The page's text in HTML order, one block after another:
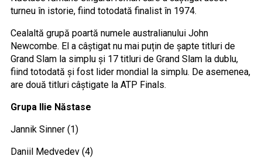
turneu în istorie, fiind totodată finalist în 1974.
Cealaltă grupă poartă numele australianului John
Newcombe. El a câștigat nu mai puțin de șapte titluri de
Grand Slam la simplu și 17 titluri de Grand Slam la dublu,
fiind totodată și fost lider mondial la simplu. De asemenea,
are două titluri câștigate la ATP Finals.
Grupa Ilie Năstase
Jannik Sinner (1)
Daniil Medvedev (4)